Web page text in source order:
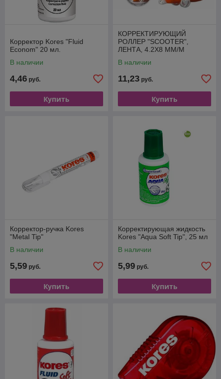
Корректор Kores "Fluid
Econom" 20 мл.
В наличии
4,46 руб.
Купить
КОРРЕКТИРУЮЩИЙ
РОЛЛЕР "SCOOTER",
ЛЕНТА, 4.2X8 ММ/М
В наличии
11,23 руб.
Купить
Корректор-ручка Kores
"Metal Tip"
В наличии
5,59 руб.
Купить
Корректирующая жидкость
Kores "Aqua Soft Tip", 25 мл
В наличии
5,99 руб.
Купить